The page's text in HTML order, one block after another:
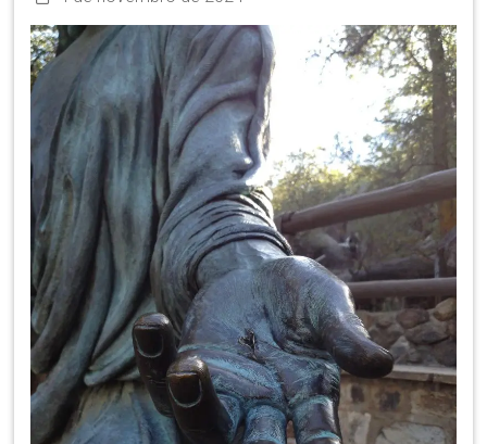
Arquidiocese
de
São
Região
Episcopal
Sé
Setor
Bom
Retiro